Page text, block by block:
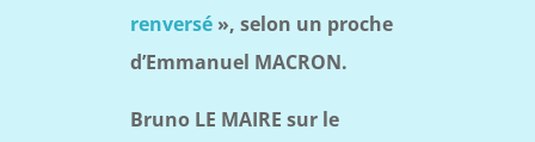
renversé », selon un proche
d’Emmanuel MACRON.
Bruno LE MAIRE sur le